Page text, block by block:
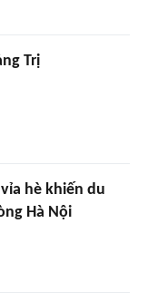
Trị
hè khiến du
Hà Nội